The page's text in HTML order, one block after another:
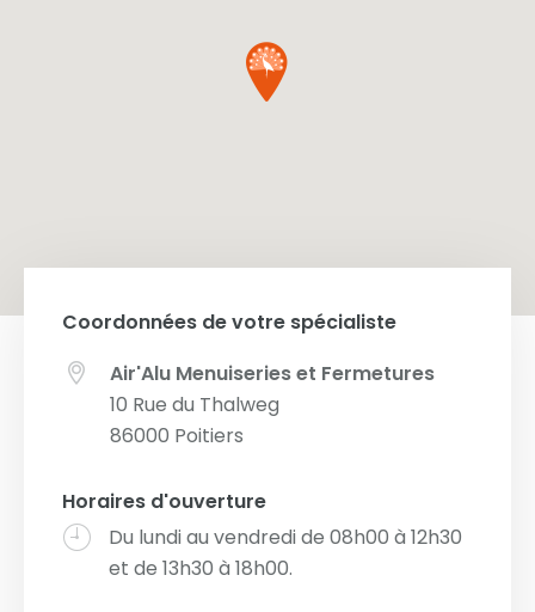
Coordonnées de votre spécialiste
Air'Alu Menuiseries et Fermetures
10 Rue du Thalweg
86000 Poitiers
Horaires d'ouverture
Du lundi au vendredi de 08h00 à 12h30
et de 13h30 à 18h00.